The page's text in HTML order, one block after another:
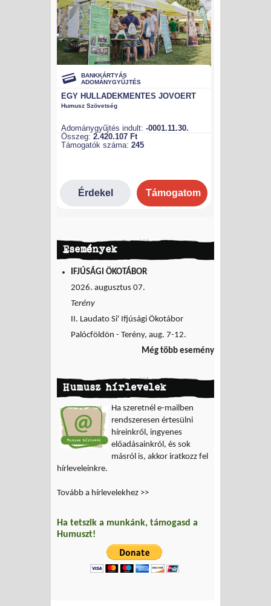
Események
IFJÚSÁGI ÖKOTÁBOR
2026. augusztus 07.
Terény
II. Laudato Si' Ifjúsági Ökotábor
Palócföldön - Terény, aug. 7-12.
Még több esemény
Humusz hírlevelek
Ha szeretnél e-mailben
rendszeresen értesülni
híreinkről, ingyenes
előadásainkról, és sok
másról is, akkor iratkozz fel
hírleveleinkre.
Tovább a hírlevelekhez >>
Ha tetszik a munkánk, támogasd a
Humuszt!